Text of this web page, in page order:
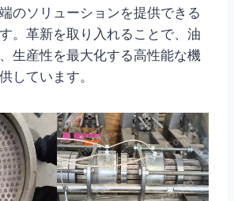
のソリューションを提供できる
。革新を取り入れることで、油
生産性を最大化する高性能な機
しています。